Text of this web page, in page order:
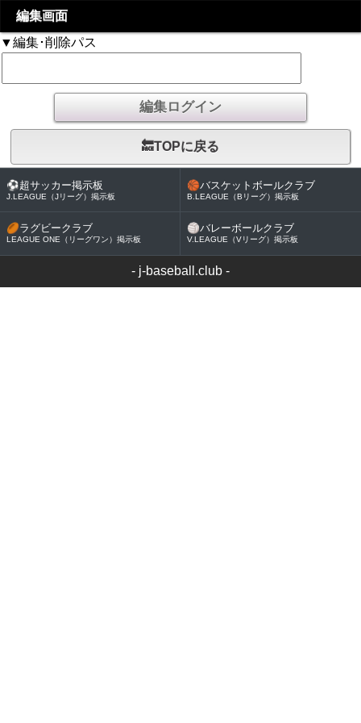
編集画面
▼編集･削除パス
🔙TOPに戻る
⚽超サッカー掲示板
J.LEAGUE（Jリーグ）掲示板
🏀バスケットボールクラブ
B.LEAGUE（Bリーグ）掲示板
🏉ラグビークラブ
LEAGUE ONE（リーグワン）掲示板
🏐バレーボールクラブ
V.LEAGUE（Vリーグ）掲示板
- j-baseball.club -